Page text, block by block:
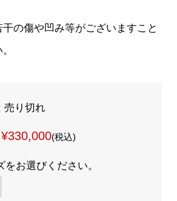
の傷や凹み等がございますこと
売り切れ
¥330,000(税込)
をお選びください。